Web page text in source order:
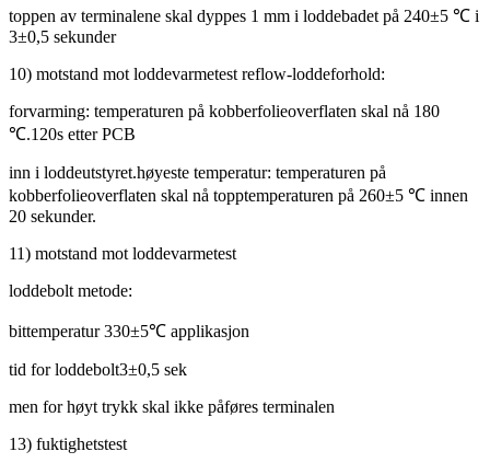
toppen av terminalene skal dyppes 1 mm i loddebadet på 240±5 ℃ i
3±0,5 sekunder
10) motstand mot loddevarmetest reflow-loddeforhold:
forvarming: temperaturen på kobberfolieoverflaten skal nå 180
℃.120s etter PCB
inn i loddeutstyret.høyeste temperatur: temperaturen på
kobberfolieoverflaten skal nå topptemperaturen på 260±5 ℃ innen
20 sekunder.
11) motstand mot loddevarmetest
loddebolt metode:
bittemperatur 330±5℃ applikasjon
tid for loddebolt3±0,5 sek
men for høyt trykk skal ikke påføres terminalen
13) fuktighetstest